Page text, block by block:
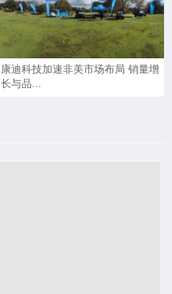
康迪科技加速非美市场布局 销量增
长与品...